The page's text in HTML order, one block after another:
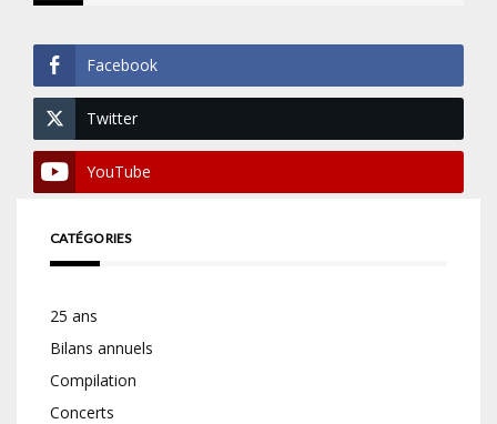
Facebook
Twitter
YouTube
CATÉGORIES
25 ans
Bilans annuels
Compilation
Concerts